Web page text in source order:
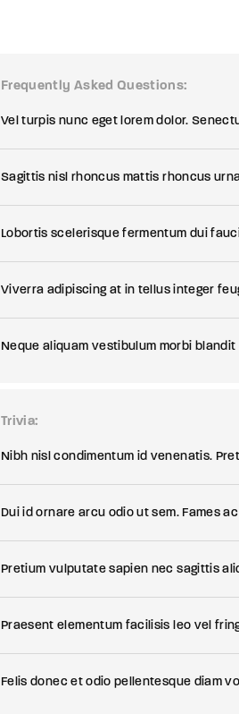
Frequently Asked Questions
Vel turpis nunc eget lorem dolor.
Sagittis nisl rhoncus mattis rhoncus
Lobortis scelerisque fermentum dui
Viverra adipiscing at in tellus integer
Neque aliquam vestibulum morbi
Trivia
Nibh nisl condimentum id venenatis.
Dui id ornare arcu odio ut sem. Fames
Pretium vulputate sapien nec sagittis
Praesent elementum facilisis leo vel
Felis donec et odio pellentesque diam